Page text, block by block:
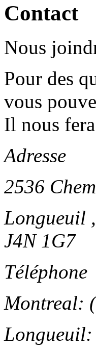
Contact
Nous
Pour des
vous
Il nous
Adresse
2536
Longueuil
J4N 1G7
Téléphone
Montreal: